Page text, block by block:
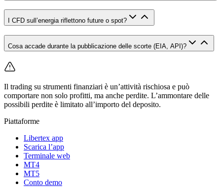
I CFD sull’energia riflettono future o spot?
Cosa accade durante la pubblicazione delle scorte (EIA, API)?
Il trading su strumenti finanziari è un’attività rischiosa e può
comportare non solo profitti, ma anche perdite. L’ammontare delle
possibili perdite è limitato all’importo del deposito.
Piattaforme
Libertex app
Scarica l’app
Terminale web
MT4
MT5
Conto demo